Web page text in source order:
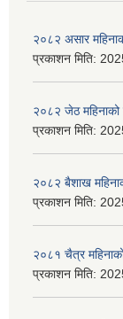
२०८२ असार
प्रकाशन मिति:
२०८२ जेठ महिनाको
प्रकाशन मिति:
२०८२ बैशाख
प्रकाशन मिति:
२०८१ चैत्र
प्रकाशन मिति: